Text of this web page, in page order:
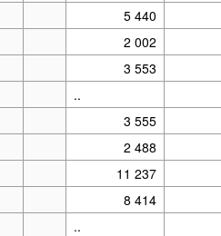
5 440
2 002
3 553
..
3 555
2 488
11 237
8 414
..